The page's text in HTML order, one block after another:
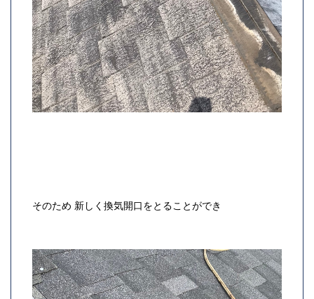
そのため 新しく換気開口をとることができ